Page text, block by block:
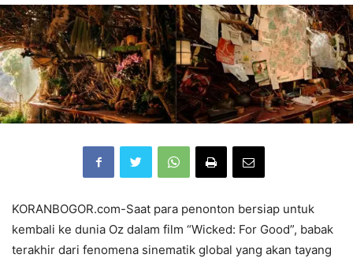
KORANBOGOR.com-Saat para penonton bersiap untuk
kembali ke dunia Oz dalam film “Wicked: For Good”, babak
terakhir dari fenomena sinematik global yang akan tayang